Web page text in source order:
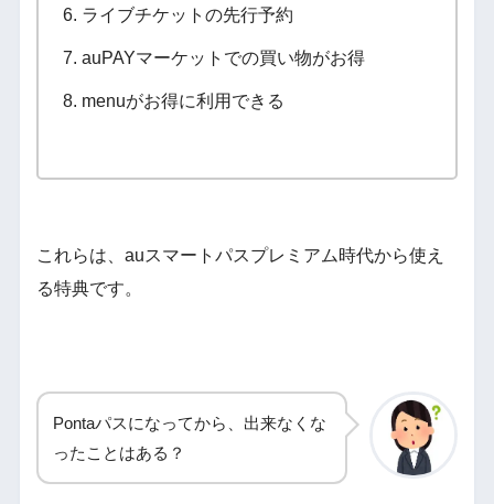
ライブチケットの先行予約
auPAYマーケットでの買い物がお得
menuがお得に利用できる
これらは、auスマートパスプレミアム時代から使え
る特典です。
Pontaパスになってから、出来なくな
ったことはある？